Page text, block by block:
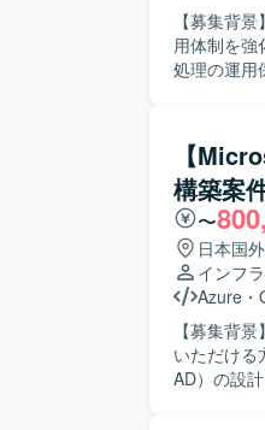
【募集背
用体制を強化するための
処理の運用
タの品質維
タ基盤運用
を求めてお
プし、自ら改善
ブ管理の
獲得でき
ながる環境です。 【開発環境】 Azure Databricksを中
Bronze/
用しており
【
構築案
〜
日本国外
インフ
Azure ・
【募集背
いただける方を募集してお
AD）の設